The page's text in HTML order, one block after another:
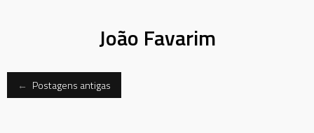
João Favarim
Navegação
← Postagens antigas